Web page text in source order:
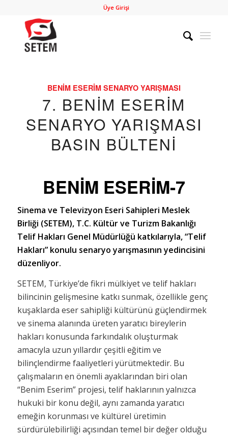
Üye Girişi
BENIM ESERIM SENARYO YARIŞMASI
7. BENIM ESERIM
SENARYO YARIŞMASI
BASIN BÜLTENI
BENİM ESERİM-7
Sinema ve Televizyon Eseri Sahipleri Meslek
Birliği (SETEM), T.C. Kültür ve Turizm Bakanlığı
Telif Hakları Genel Müdürlüğü katkılarıyla, “Telif
Hakları” konulu senaryo yarışmasının yedincisini
düzenliyor.
SETEM, Türkiye’de fikri mülkiyet ve telif hakları
bilincinin gelişmesine katkı sunmak, özellikle genç
kuşaklarda eser sahipliği kültürünü güçlendirmek
ve sinema alanında üreten yaratıcı bireylerin
hakları konusunda farkındalık oluşturmak
amacıyla uzun yıllardır çeşitli eğitim ve
bilinçlendirme faaliyetleri yürütmektedir. Bu
çalışmaların en önemli ayaklarından biri olan
“Benim Eserim” projesi, telif haklarının yalnızca
hukuki bir konu değil, aynı zamanda yaratıcı
emeğin korunması ve kültürel üretimin
sürdürülebilirliği açısından temel bir değer olduğu